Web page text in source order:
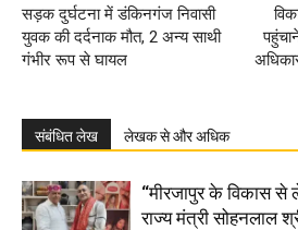
सड़क दुर्घटना में डंकिनगंज निवासी
युवक की दर्दनाक मौत, 2 अन्य साथी
गंभीर रूप से घायल
संबंधित लेख लेखक से और अधिक
“मीरजापुर के विकास से
राज्य मंत्री सोहनलाल